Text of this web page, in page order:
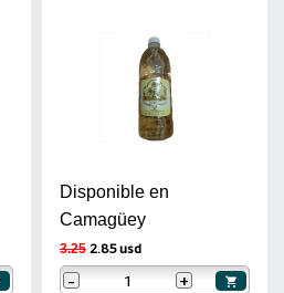
Disponible en
Camagüey
3.25 2.85 usd
- +